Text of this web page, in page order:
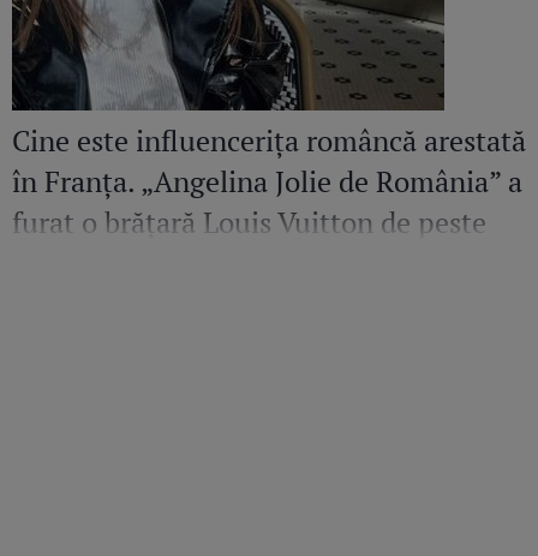
Cine este influencerița româncă arestată
în Franța. „Angelina Jolie de România” a
furat o brățară Louis Vuitton de peste